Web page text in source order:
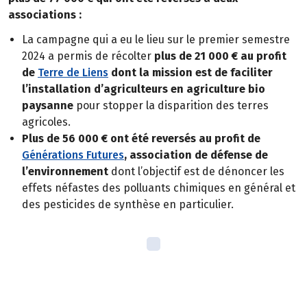
associations :
La campagne qui a eu le lieu sur le premier semestre
2024 a permis de récolter plus de 21 000 € au profit
de Terre de Liens dont la mission est de faciliter
l’installation d’agriculteurs en agriculture bio
paysanne pour stopper la disparition des terres
agricoles.
Plus de 56 000 € ont été reversés au profit de
Générations Futures, association de défense de
l’environnement dont l’objectif est de dénoncer les
effets néfastes des polluants chimiques en général et
des pesticides de synthèse en particulier.